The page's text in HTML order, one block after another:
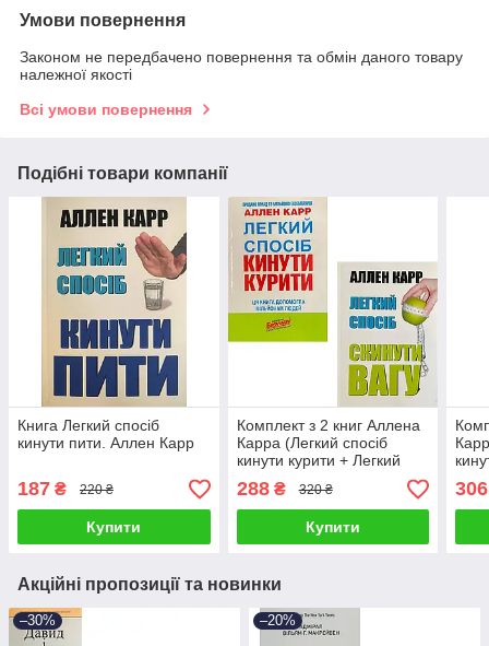
Умови повернення
Законом не передбачено повернення та обмін даного товару
належної якості
Всі умови повернення
Подібні товари компанії
Книга Легкий спосіб
кинути пити. Аллен Карр
187 ₴ 220 ₴
Купити
Комплект з 2 книг Аллена
Карра (Легкий спосіб
кинути курити + Легкий
спосіб скинути вагу)
288₴ 320 ₴
Купити
306
Акційні пропозиції та новинки
–30% –20%